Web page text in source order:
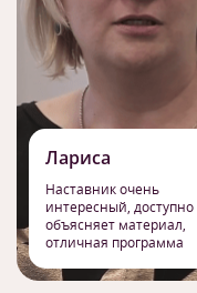
Лариса
Наставник очень
интересный, доступно
объясняет материал,
отличная программа